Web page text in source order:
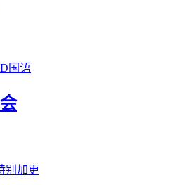
国语
别加更